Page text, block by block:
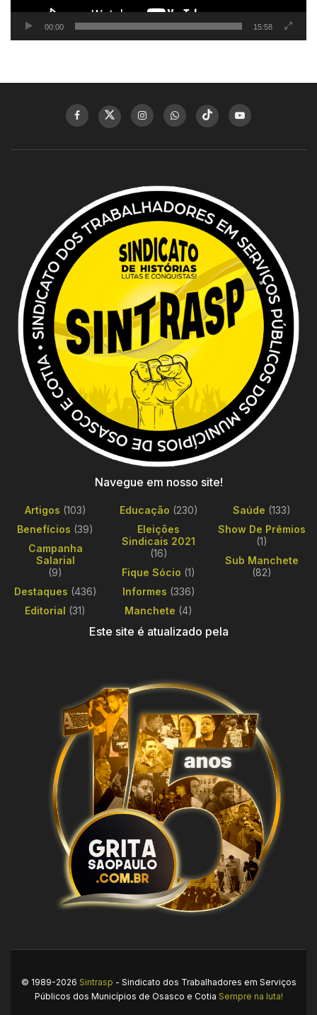
00:00 15:58
Navegue em nosso site!
Artigos (103)
Benefícios (39)
Campanha
Salarial
(9)
Destaques (436)
Editorial (31)
Educação (230)
Eleições
Sindicais 2021
(16)
Fique Sócio (1)
Informes (336)
Manchete (4)
Saúde (133)
Show De Prêmios
(1)
Sub Manchete
(82)
Este site é atualizado pela
© 1989-2026 Sintrasp - Sindicato dos Trabalhadores em Serviços
Públicos dos Municípios de Osasco e Cotia Sempre na luta!